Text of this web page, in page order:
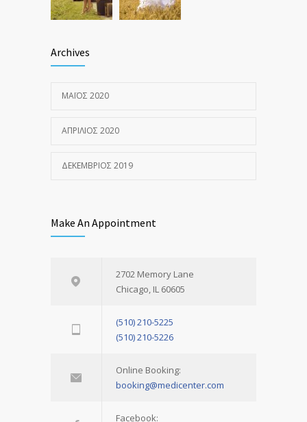
Archives
ΜΆΙΟΣ 2020
ΑΠΡΊΛΙΟΣ 2020
ΔΕΚΈΜΒΡΙΟΣ 2019
Make An Appointment
2702 Memory Lane
Chicago, IL 60605
(510) 210-5225
(510) 210-5226
Online Booking:
booking@medicenter.com
Facebook: